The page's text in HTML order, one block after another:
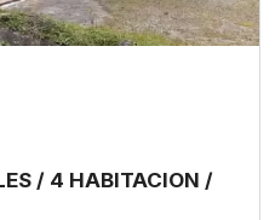
/ 4 HABITACION /